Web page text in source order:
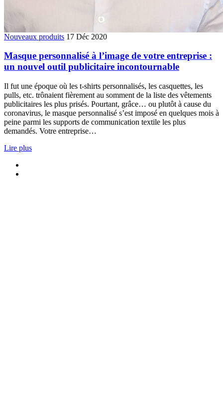
Nouveaux produits 17 Déc 2020
Masque personnalisé à l’image de votre entreprise :
un nouvel outil publicitaire incontournable
Il fut une époque où les t-shirts personnalisés, les casquettes, les
pulls, etc. trônaient fièrement au somment de la liste des vêtements
publicitaires les plus prisés. Pourtant, grâce… ou plutôt à cause du
coronavirus, le masque personnalisé s’est imposé en quelques mois à
peine parmi les supports de communication textile les plus
demandés. Votre entreprise…
Lire plus